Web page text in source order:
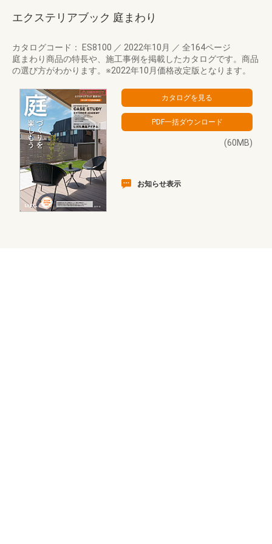
エクステリアブック 庭まわり
カタログコード： ES8100 ／ 2022年10月 ／ 全164ページ
庭まわり商品の特長や、施工事例を掲載したカタログです。商品
の選び方がわかります。※2022年10月価格改定版となります。
(60MB)
お知らせ表示